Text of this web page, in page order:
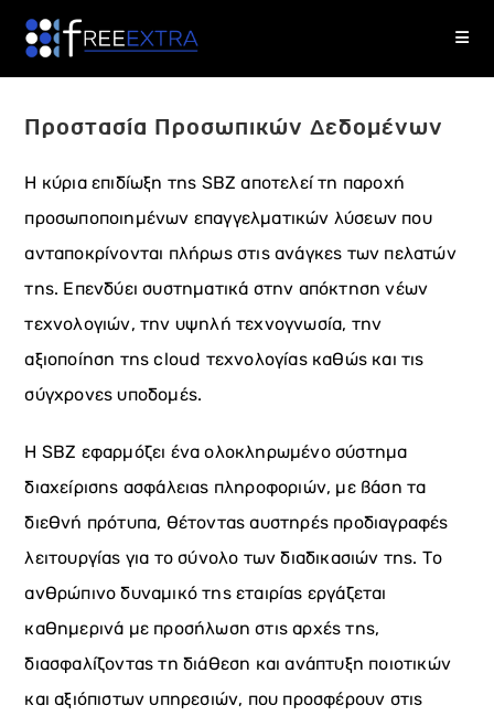
content
Προστασία Προσωπικών Δεδομένων
Η κύρια επιδίωξη της SBZ αποτελεί τη παροχή
προσωποποιημένων επαγγελματικών λύσεων που
ανταποκρίνονται πλήρως στις ανάγκες των πελατών
της. Επενδύει συστηματικά στην απόκτηση νέων
τεχνολογιών, την υψηλή τεχνογνωσία, την
αξιοποίηση της cloud τεχνολογίας καθώς και τις
σύγχρονες υποδομές.
Η SBZ εφαρμόζει ένα ολοκληρωμένο σύστημα
διαχείρισης ασφάλειας πληροφοριών, με βάση τα
διεθνή πρότυπα, θέτοντας αυστηρές προδιαγραφές
λειτουργίας για το σύνολο των διαδικασιών της. Το
ανθρώπινο δυναμικό της εταιρίας εργάζεται
καθημερινά με προσήλωση στις αρχές της,
διασφαλίζοντας τη διάθεση και ανάπτυξη ποιοτικών
και αξιόπιστων υπηρεσιών, που προσφέρουν στις